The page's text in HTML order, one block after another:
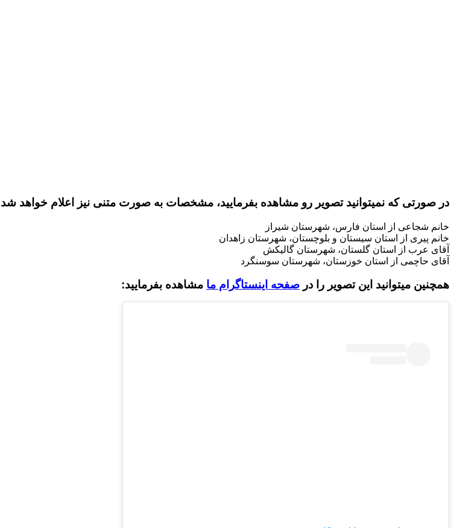
:در صورتی که نمیتوانید تصویر رو مشاهده بفرمایید، مشخصات به صورت متنی نیز اعلام خواهد شد
خانم شجاعی از استان فارس، شهرستان شیراز
خانم پیری از استان سیستان و بلوچستان، شهرستان زاهدان
آقای عرب از استان گلستان، شهرستان گالیکش
آقای حاچمی از استان خوزستان، شهرستان سوسنگرد
:همچنین میتوانید این تصویر را در صفحه اینستاگرام ما مشاهده بفرمایید